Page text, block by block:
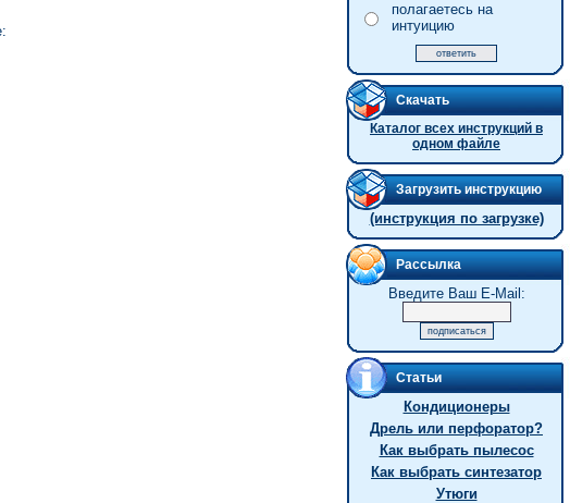
полагаетесь на
интуицию
Скачать
Каталог всех инструкций в
одном файле
Загрузить инструкцию
(инструкция по загрузке)
Рассылка
Введите Ваш E-Mail:
Статьи
Кондиционеры
Дрель или перфоратор?
Как выбрать пылесос
Как выбрать синтезатор
Утюги